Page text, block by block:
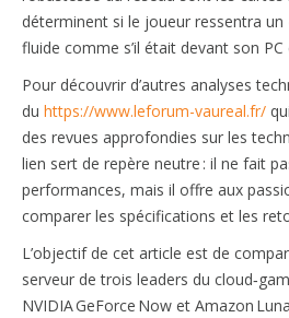
déterminent si le joueur ressentra un
fluide comme s’il était devant son PC
Pour découvrir d’autres analyses
du https://www.leforum-vaureal.fr/
des revues approfondies sur les
lien sert de repère neutre : il ne fait
performances, mais il offre aux
comparer les spécifications et les
L’objectif de cet article est de
serveur de trois leaders du
NVIDIA GeForce Now et Amazon